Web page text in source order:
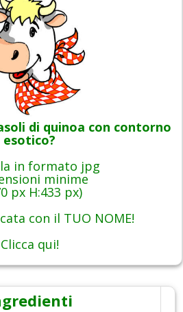
di quinoa con contorno
esotico?
in formato jpg
minime
px H:433 px)
con il TUO NOME!
Clicca qui!